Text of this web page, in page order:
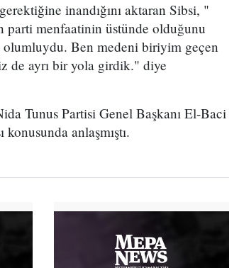
inandığını aktaran Sibsi, "
parti menfaatinin üstünde olduğunu
Ben medeni biriyim geçen
de ayrı bir yola girdik." diye
Tunus Partisi Genel Başkanı El-Baci
anlaşmıştı.